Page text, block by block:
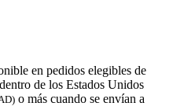
en pedidos elegibles de
de los Estados Unidos
o más cuando se envían a